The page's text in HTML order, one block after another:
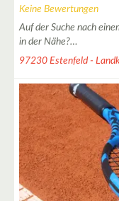
Keine Bewertungen
Auf der Suche nach
in der Nähe?…
97230 Estenfeld -